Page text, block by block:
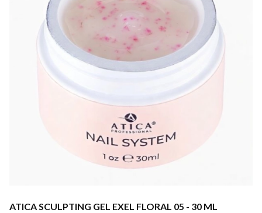
ATICA SCULPTING GEL EXEL FLORAL 05 - 30 ML